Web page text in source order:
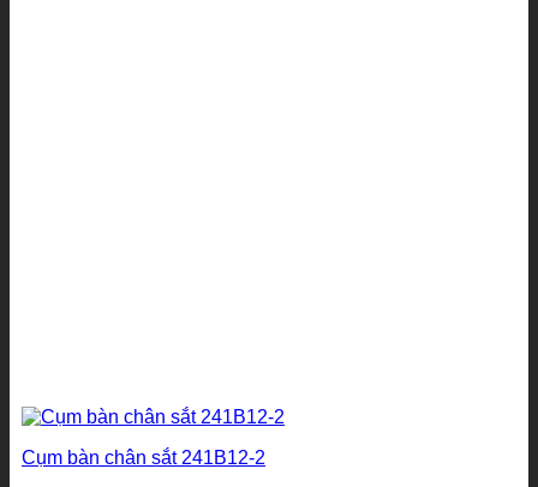
Cụm bàn chân sắt 241B12-2